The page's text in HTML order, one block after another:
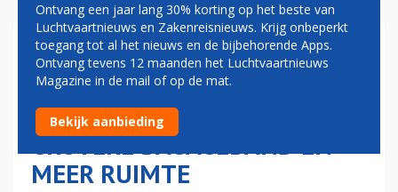
VERNIEUWDE AANKOMSTHAL
BONAIRE AIRPORT IN
GEBRUIK GENOMEN:
GROTERE BAGAGEBAND EN
MEER RUIMTE
Ontvang een jaar lang 30% korting op het beste van
Luchtvaartnieuws en Zakenreisnieuws. Krijg onbeperkt
toegang tot al het nieuws en de bijbehorende Apps.
Ontvang tevens 12 maanden het Luchtvaartnieuws
Magazine in de mail of op de mat.
Bekijk aanbieding